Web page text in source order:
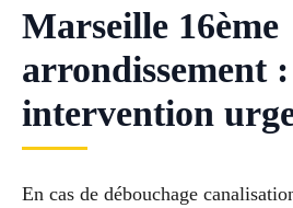
Marseille 16ème
arrondissement :
intervention
En cas de débouchage